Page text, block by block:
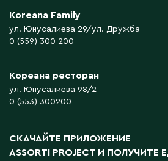
Koreana Family
ул. Юнусалиева 29/ул. Дружба
0 (559) 300 200
Кореана ресторан
ул. Юнусалиева 98/2
0 (553) 300200
СКАЧАЙТЕ ПРИЛОЖЕНИЕ
ASSORTI PROJECT И ПОЛУЧИТЕ